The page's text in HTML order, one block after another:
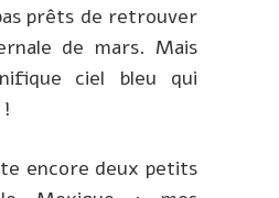
prêts de retrouver
de mars. Mais
ciel bleu qui
encore deux petits